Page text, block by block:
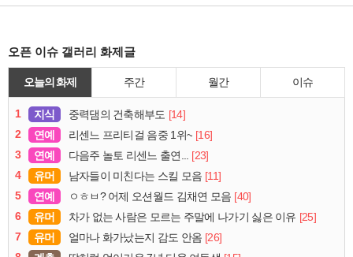
오픈 이슈 갤러리 화제글
오늘의 화제 주간 월간 이슈
1 지식 중력댐의 건축해부도 [14]
2
연예 리센느 프리티걸 음중 1위~ [16]
3
연예 다음주 놀토 리센느 출연...
[23]
4
유머 남자들이 미친다는 스킬 모음 [11]
5
연예 ㅇㅎㅂ? 어제 오션월드 김채연 모음 [40]
6
유머 차가 없는 사람은 모르는 주말에 나가기 싫은 이유 [25]
7
유머 얼마나 화가났는지 감도 안옴 [26]